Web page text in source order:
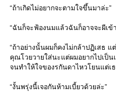
“ถ้าเกิดไม่อยากจะตามใจขึ้นมาล่ะ”
“ฉันก็จะฟ้องนมแล้วฉันก็อาจจะผีเข้
“ถ้าอย่างนั้นผมก็คงไม่กล้าปฏิเสธ แ
คุณโวยวายใส่นะแต่ผมอยากไปเป็น
จนทำให้ใจของรกันดาไหวโยนแต่เ
“งั้นพรุ่งนี้เจอกันห้ามเบี้ยวด้วยล่ะ”